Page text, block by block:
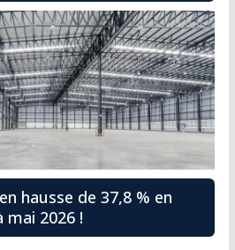
hausse de 37,8 % en
2026 !